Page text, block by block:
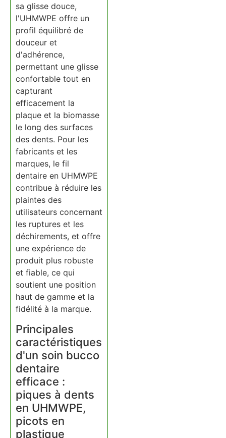
sa glisse douce,
l'UHMWPE offre un
profil équilibré de
douceur et
d'adhérence,
permettant une glisse
confortable tout en
capturant
efficacement la
plaque et la biomasse
le long des surfaces
des dents. Pour les
fabricants et les
marques, le fil
dentaire en UHMWPE
contribue à réduire les
plaintes des
utilisateurs concernant
les ruptures et les
déchirements, et offre
une expérience de
produit plus robuste
et fiable, ce qui
soutient une position
haut de gamme et la
fidélité à la marque.
Principales
caractéristiques
d'un soin bucco
dentaire
efficace :
piques à dents
en UHMWPE,
picots en
plastique